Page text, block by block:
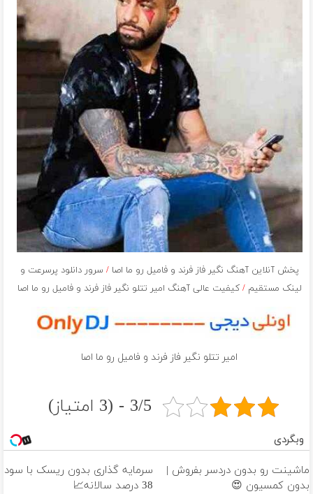
پخش آنلاین آهنگ نگیر فاز فرند و فامیل رو ما اصا/ سرور دانلود پرسرعت و
لینک مستقیم/ کیفیت عالی آهنگ امیر تتلو نگیر فاز فرند و فامیل رو ما اصا
امیر تتلو نگیر فاز فرند و فامیل رو ما اصا
3/5 - (3 امتیاز)
وبگردی
ماشینت رو بدون دردسر بفروش |
بدون کمسیون 😍
سرمایه گذاری بدون ریسک با سود
38 درصد سالانه📈